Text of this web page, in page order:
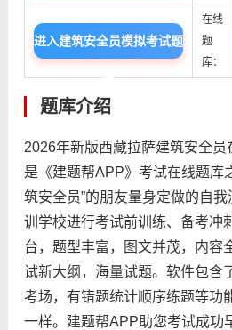
进入建筑安全员模拟考试题
库
在线
题
库：
题库介绍
2026年新版西藏拉萨建筑安全
是《建题帮APP》考试在线题库
筑安全员”的朋友量身定做的自
训学校进行考试前训练、备考冲
台，题型丰富，图文并茂，内容
试新大纲，海量试题。软件包含
考场，有错题统计顺序练题等功
一样。建题帮APP助您考试成功